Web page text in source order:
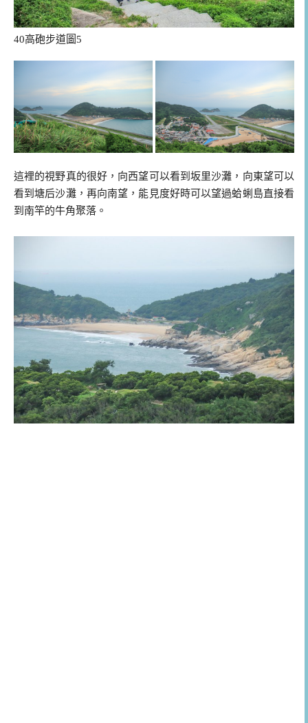
40高砲步道圖5
這裡的視野真的很好，向西望可以看到坂里沙灘，向東望可以
看到塘后沙灘，再向南望，能見度好時可以望過蛤蜊島直接看
到南竿的牛角聚落。